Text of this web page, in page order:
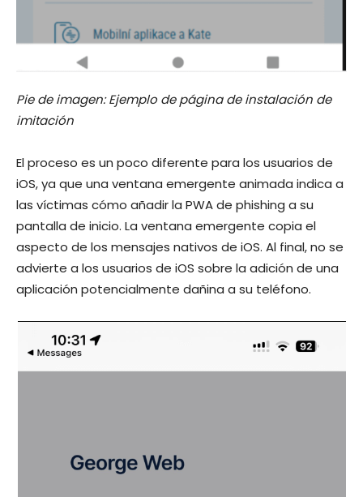
Pie de imagen: Ejemplo de página de instalación de
imitación
El proceso es un poco diferente para los usuarios de
iOS, ya que una ventana emergente animada indica a
las víctimas cómo añadir la PWA de phishing a su
pantalla de inicio. La ventana emergente copia el
aspecto de los mensajes nativos de iOS. Al final, no se
advierte a los usuarios de iOS sobre la adición de una
aplicación potencialmente dañina a su teléfono.